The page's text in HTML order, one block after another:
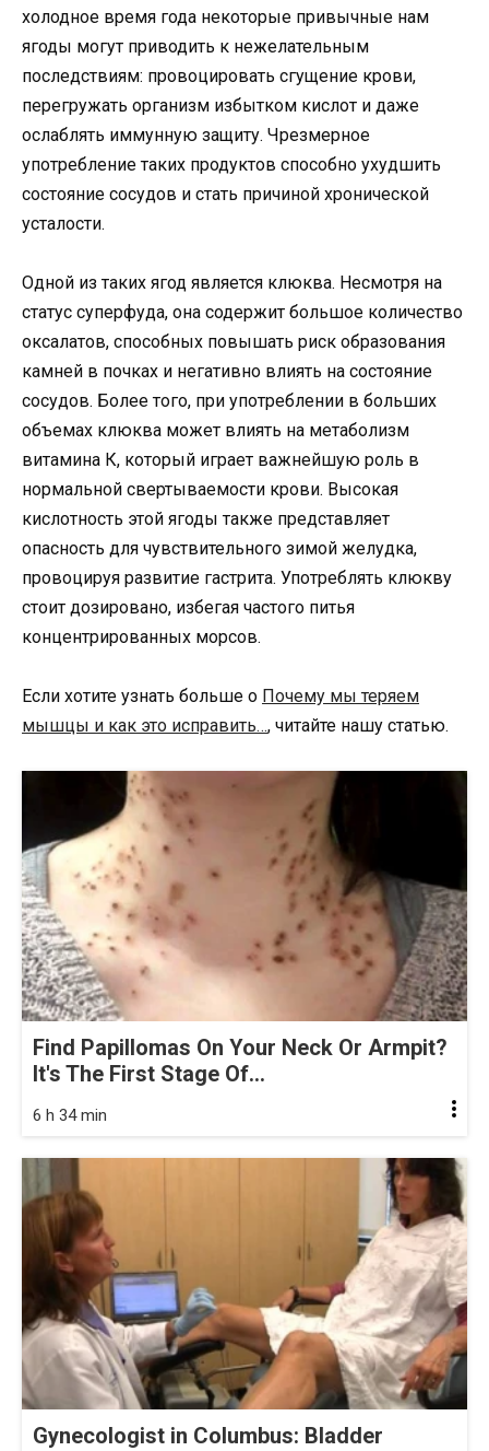
холодное время года некоторые привычные нам
ягоды могут приводить к нежелательным
последствиям: провоцировать сгущение крови,
перегружать организм избытком кислот и даже
ослаблять иммунную защиту. Чрезмерное
употребление таких продуктов способно ухудшить
состояние сосудов и стать причиной хронической
усталости.
Одной из таких ягод является клюква. Несмотря на
статус суперфуда, она содержит большое количество
оксалатов, способных повышать риск образования
камней в почках и негативно влиять на состояние
сосудов. Более того, при употреблении в больших
объемах клюква может влиять на метаболизм
витамина К, который играет важнейшую роль в
нормальной свертываемости крови. Высокая
кислотность этой ягоды также представляет
опасность для чувствительного зимой желудка,
провоцируя развитие гастрита. Употреблять клюкву
стоит дозировано, избегая частого питья
концентрированных морсов.
Если хотите узнать больше о Почему мы теряем
мышцы и как это исправить…, читайте нашу статью.
Find Papillomas On Your Neck Or Armpit?
It's The First Stage Of...
6 h 34 min
Gynecologist in Columbus: Bladder